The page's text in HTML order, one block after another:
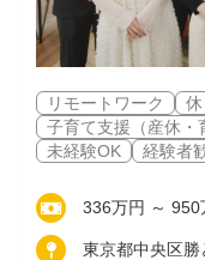
リモートワーク
子育て支援（産休・
未経験OK
経験者
336万円 ～ 950
東京都中央区勝